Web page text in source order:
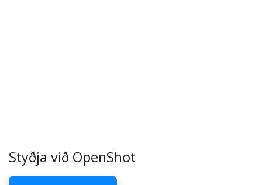
Styðja við OpenShot